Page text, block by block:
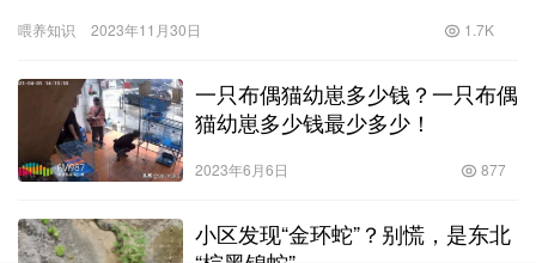
持清洁…
喂养知识 2023年11月30日 1.7K
一只布偶猫幼崽多少钱？一只布偶
猫幼崽多少钱最少多少！
2023年6月6日 877
小区发现“金环蛇”？别慌，是东北